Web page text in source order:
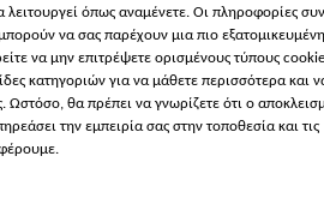
D)
όπως αναμένετε. Οι πληροφορίες
να σας παρέχουν μια πιο εξατομικευμένη
να μην επιτρέψετε ορισμένους τύπους
κατηγοριών για να μάθετε περισσότερα και
Ωστόσο, θα πρέπει να γνωρίζετε ότι ο
την εμπειρία σας στην τοποθεσία και τις